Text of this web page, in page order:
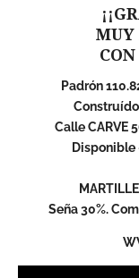
MUY
Padrón
Calle CARVE
Seña 30%.